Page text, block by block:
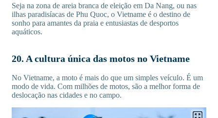
Seja na zona de areia branca de eleição em Da Nang, ou nas
ilhas paradisíacas de Phu Quoc, o Vietname é o destino de
sonho para amantes da praia e entusiastas de desportos
aquáticos.
20. A cultura única das motos no Vietname
No Vietname, a moto é mais do que um simples veículo. É um
modo de vida. Com milhões de motos, são a melhor forma de
deslocação nas cidades e no campo.